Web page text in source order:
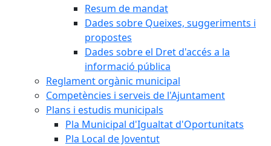
Resum de mandat
Dades sobre Queixes, suggeriments i
propostes
Dades sobre el Dret d'accés a la
informació pública
Reglament orgànic municipal
Competències i serveis de l'Ajuntament
Plans i estudis municipals
Pla Municipal d'Igualtat d'Oportunitats
Pla Local de Joventut